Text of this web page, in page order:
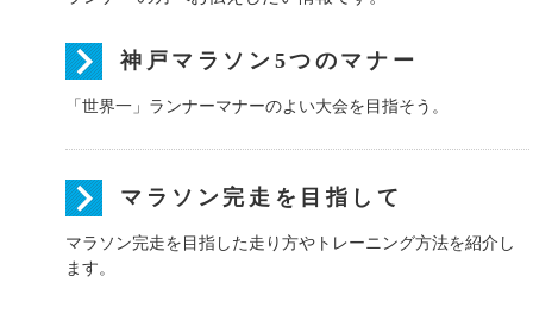
神戸マラソン5つのマナー
「世界一」ランナーマナーのよい大会を目指そう。
マラソン完走を目指して
マラソン完走を目指した走り方やトレーニング方法を紹介し
ます。